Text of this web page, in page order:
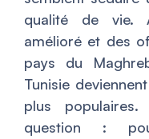
qualité de vie.
amélioré et des
pays du
Tunisie
plus
question :